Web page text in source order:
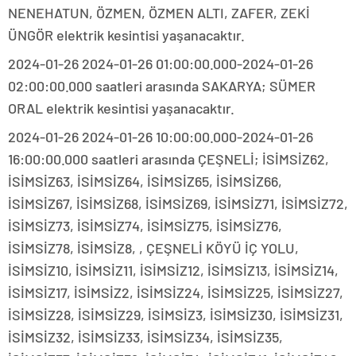
NENEHATUN, ÖZMEN, ÖZMEN ALTI, ZAFER, ZEKİ
ÜNGÖR elektrik kesintisi yaşanacaktır.
2024-01-26 2024-01-26 01:00:00.000-2024-01-26
02:00:00.000 saatleri arasında SAKARYA; SÜMER
ORAL elektrik kesintisi yaşanacaktır.
2024-01-26 2024-01-26 10:00:00.000-2024-01-26
16:00:00.000 saatleri arasında ÇEŞNELİ; İSİMSİZ62,
İSİMSİZ63, İSİMSİZ64, İSİMSİZ65, İSİMSİZ66,
İSİMSİZ67, İSİMSİZ68, İSİMSİZ69, İSİMSİZ71, İSİMSİZ72,
İSİMSİZ73, İSİMSİZ74, İSİMSİZ75, İSİMSİZ76,
İSİMSİZ78, İSİMSİZ8, , ÇEŞNELİ KÖYÜ İÇ YOLU,
İSİMSİZ10, İSİMSİZ11, İSİMSİZ12, İSİMSİZ13, İSİMSİZ14,
İSİMSİZ17, İSİMSİZ2, İSİMSİZ24, İSİMSİZ25, İSİMSİZ27,
İSİMSİZ28, İSİMSİZ29, İSİMSİZ3, İSİMSİZ30, İSİMSİZ31,
İSİMSİZ32, İSİMSİZ33, İSİMSİZ34, İSİMSİZ35,